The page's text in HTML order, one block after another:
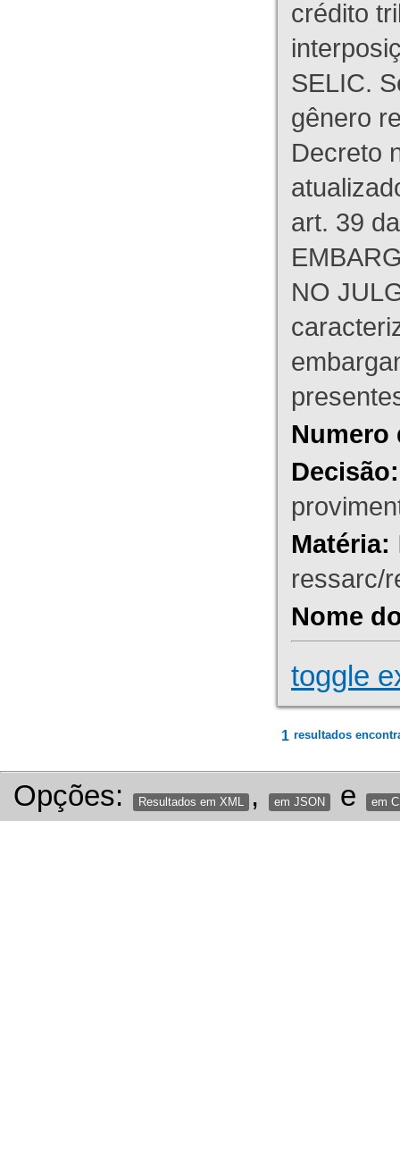
crédito
SELIC.
gênero
Decreto
art. 39
NO
Numero
Decisão:
Matéria:
ressarc/
Nome
toggle
1 resultados
Opções: Resultados em XML , em JSON e em